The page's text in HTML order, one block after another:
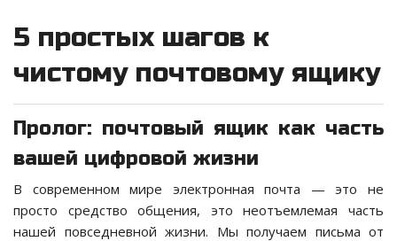
5 простых шагов к
чистому почтовому ящику
Пролог: почтовый ящик как часть
вашей цифровой жизни
В современном мире электронная почта — это не
просто средство общения, это неотъемлемая часть
нашей повседневной жизни. Мы получаем письма от